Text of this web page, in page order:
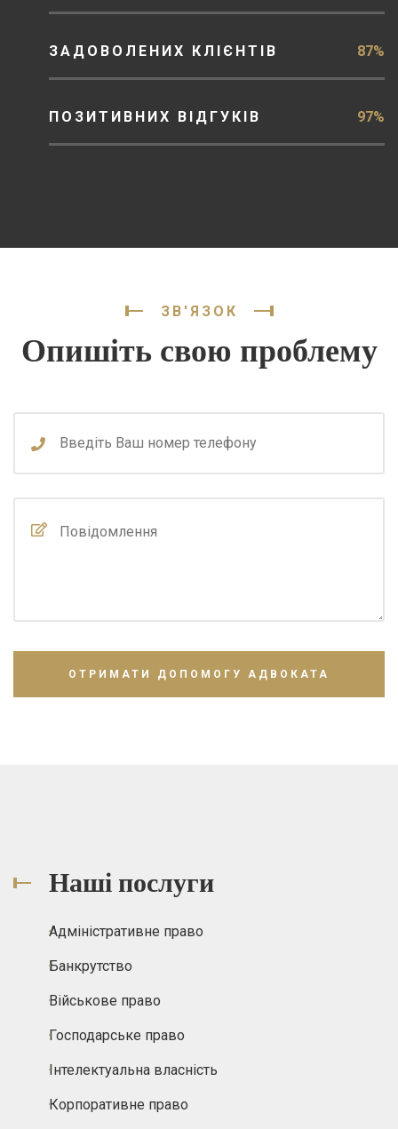
ЗАДОВОЛЕНИХ КЛІЄНТІВ 87%
ПОЗИТИВНИХ ВІДГУКІВ 97%
ЗВ'ЯЗОК
Опишіть свою проблему
Наші послуги
Адміністративне право
Банкрутство
Військове право
Господарське право
Інтелектуальна власність
Корпоративне право